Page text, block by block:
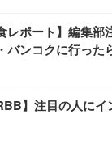
レポート】編集
バンコクに行った
】注目の人に